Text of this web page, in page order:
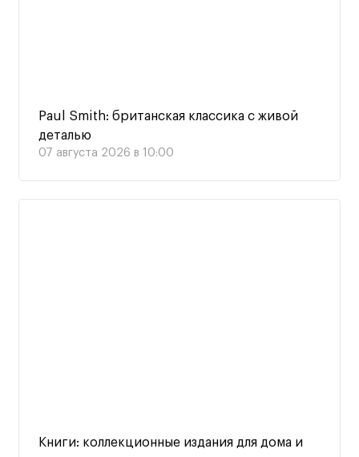
Paul Smith: британская классика с живой
деталью
07 августа 2026 в 10:00
Книги: коллекционные издания для дома и